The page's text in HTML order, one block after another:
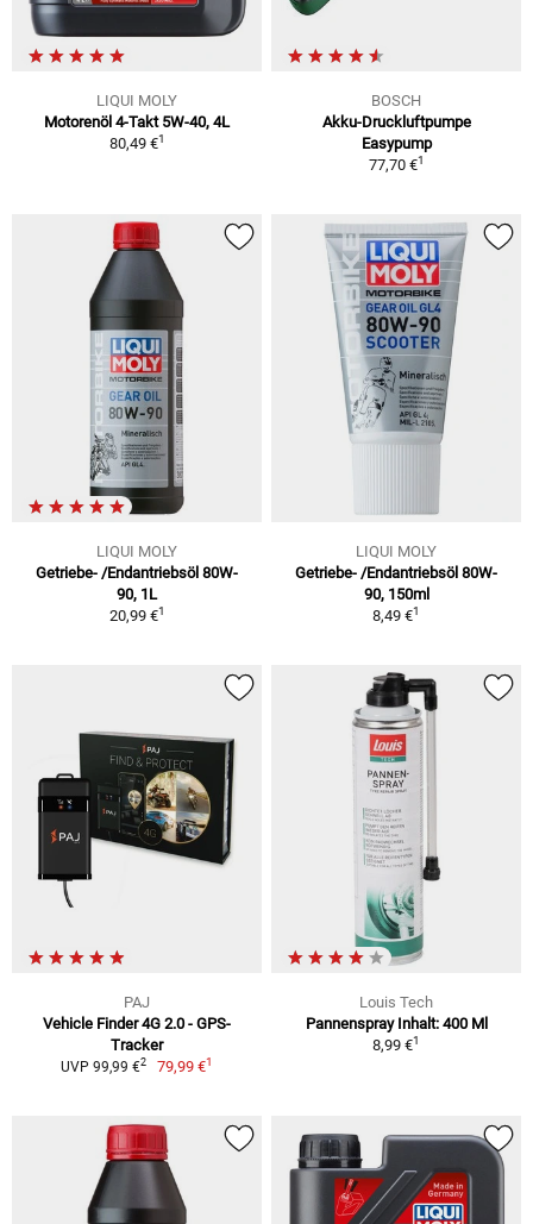
LIQUI MOLY
Motorenöl 4-Takt 5W-40, 4L
80,49 €1
BOSCH
Akku-Druckluftpumpe
Easypump
77,70 €1
LIQUI MOLY
Getriebe- /Endantriebsöl 80W-
90, 1L
20,99 €1
LIQUI MOLY
Getriebe- /Endantriebsöl 80W-
90, 150ml
8,49 €1
PAJ
Vehicle Finder 4G 2.0 - GPS-
Tracker
UVP 99,99 €2 79,99 €1
Louis Tech
Pannenspray Inhalt: 400 Ml
8,99 €1